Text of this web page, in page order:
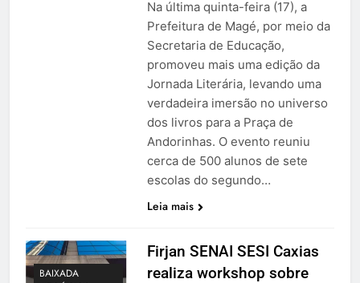
Na última quinta-feira (17), a
Prefeitura de Magé, por meio da
Secretaria de Educação,
promoveu mais uma edição da
Jornada Literária, levando uma
verdadeira imersão no universo
dos livros para a Praça de
Andorinhas. O evento reuniu
cerca de 500 alunos de sete
escolas do segundo…
Leia mais
BAIXADA
Firjan SENAI SESI Caxias
realiza workshop sobre